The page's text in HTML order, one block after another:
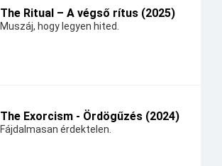
The Ritual – A végső rítus (2025)
Muszáj, hogy legyen hited.
The Exorcism - Ördögűzés (2024)
Fájdalmasan érdektelen.